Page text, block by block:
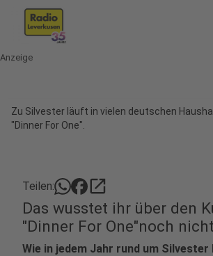
Anzeige
Zu Silvester läuft in vielen deutschen
"Dinner For One".
Teilen: open_in_new
Das wusstet ihr über den
"Dinner For One"noch nicht
Wie in jedem Jahr rund um Silvester